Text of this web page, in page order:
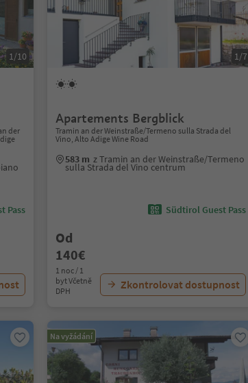
1/10
der
Pass
1/7
Apartements Bergblick
Tramin an der Weinstraße/Termeno sulla Strada del
Vino, Alto Adige Wine Road
583 m z Tramin an der Weinstraße/Termeno
sulla Strada del Vino centrum
Südtirol Guest Pass
Od
140€
1 noc / 1
byt Včetně
DPH
Zkontrolovat dostupnost
Na vyžádání